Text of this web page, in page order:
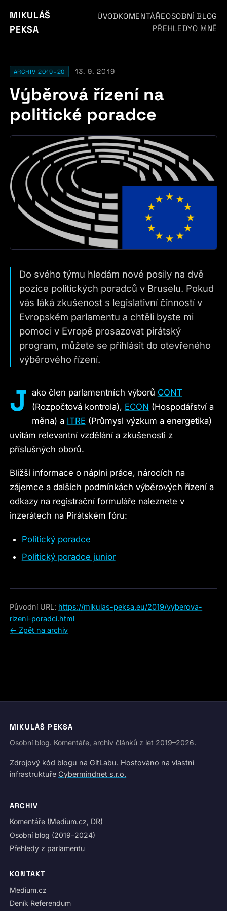
MIKULÁŠ
PEKSA
ÚVODKOMENTÁŘEOSOBNÍ BLOG
PŘEHLEDYO MNĚ
ARCHIV 2019–20 13. 9. 2019
Výběrová řízení na
politické poradce
Do svého týmu hledám nové posily na dvě
pozice politických poradců v Bruselu. Pokud
vás láká zkušenost s legislativní činností v
Evropském parlamentu a chtěli byste mi
pomoci v Evropě prosazovat pirátský
program, můžete se přihlásit do otevřeného
výběrového řízení.
J ako člen parlamentních výborů CONT
(Rozpočtová kontrola), ECON (Hospodářství a
měna) a ITRE (Průmysl výzkum a energetika)
uvítám relevantní vzdělání a zkušenosti z
příslušných oborů.
Bližší informace o náplni práce, nárocích na
zájemce a dalších podmínkách výběrových řízení a
odkazy na registrační formuláře naleznete v
inzerátech na Pirátském fóru:
Politický poradce
Politický poradce junior
Původní URL: https://mikulas-peksa.eu/2019/vyberova-
rizeni-poradci.html
← Zpět na archiv
MIKULÁŠ PEKSA
Osobní blog. Komentáře, archiv článků z let 2019–2026.
Zdrojový kód blogu na GitLabu. Hostováno na vlastní
infrastruktuře Cybermindnet s.r.o.
ARCHIV
Komentáře (Medium.cz, DR)
Osobní blog (2019–2024)
Přehledy z parlamentu
KONTAKT
Medium.cz
Deník Referendum